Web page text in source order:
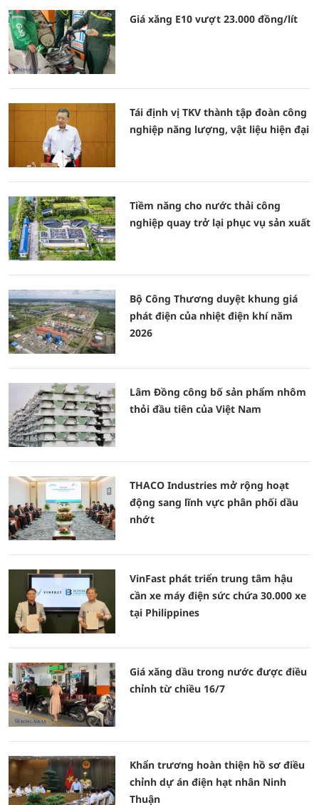
Giá xăng E10 vượt 23.000 đồng/lít
Tái định vị TKV thành tập đoàn công
nghiệp năng lượng, vật liệu hiện đại
Tiềm năng cho nước thải công
nghiệp quay trở lại phục vụ sản xuất
Bộ Công Thương duyệt khung giá
phát điện của nhiệt điện khí năm
2026
Lâm Đồng công bố sản phẩm nhôm
thỏi đầu tiên của Việt Nam
THACO Industries mở rộng hoạt
động sang lĩnh vực phân phối dầu
nhớt
VinFast phát triển trung tâm hậu
cần xe máy điện sức chứa 30.000 xe
tại Philippines
Giá xăng dầu trong nước được điều
chỉnh từ chiều 16/7
Khẩn trương hoàn thiện hồ sơ điều
chỉnh dự án điện hạt nhân Ninh
Thuận